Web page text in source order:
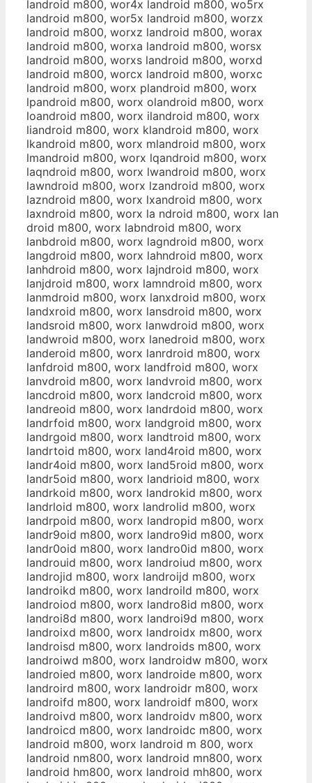
landroid m800, wor4x landroid m800, wo5rx
landroid m800, wor5x landroid m800, worzx
landroid m800, worxz landroid m800, worax
landroid m800, worxa landroid m800, worsx
landroid m800, worxs landroid m800, worxd
landroid m800, worcx landroid m800, worxc
landroid m800, worx plandroid m800, worx
lpandroid m800, worx olandroid m800, worx
loandroid m800, worx ilandroid m800, worx
liandroid m800, worx klandroid m800, worx
lkandroid m800, worx mlandroid m800, worx
lmandroid m800, worx lqandroid m800, worx
laqndroid m800, worx lwandroid m800, worx
lawndroid m800, worx lzandroid m800, worx
lazndroid m800, worx lxandroid m800, worx
laxndroid m800, worx la ndroid m800, worx lan
droid m800, worx labndroid m800, worx
lanbdroid m800, worx lagndroid m800, worx
langdroid m800, worx lahndroid m800, worx
lanhdroid m800, worx lajndroid m800, worx
lanjdroid m800, worx lamndroid m800, worx
lanmdroid m800, worx lanxdroid m800, worx
landxroid m800, worx lansdroid m800, worx
landsroid m800, worx lanwdroid m800, worx
landwroid m800, worx lanedroid m800, worx
landeroid m800, worx lanrdroid m800, worx
lanfdroid m800, worx landfroid m800, worx
lanvdroid m800, worx landvroid m800, worx
lancdroid m800, worx landcroid m800, worx
landreoid m800, worx landrdoid m800, worx
landrfoid m800, worx landgroid m800, worx
landrgoid m800, worx landtroid m800, worx
landrtoid m800, worx land4roid m800, worx
landr4oid m800, worx land5roid m800, worx
landr5oid m800, worx landrioid m800, worx
landrkoid m800, worx landrokid m800, worx
landrloid m800, worx landrolid m800, worx
landrpoid m800, worx landropid m800, worx
landr9oid m800, worx landro9id m800, worx
landr0oid m800, worx landro0id m800, worx
landrouid m800, worx landroiud m800, worx
landrojid m800, worx landroijd m800, worx
landroikd m800, worx landroild m800, worx
landroiod m800, worx landro8id m800, worx
landroi8d m800, worx landroi9d m800, worx
landroixd m800, worx landroidx m800, worx
landroisd m800, worx landroids m800, worx
landroiwd m800, worx landroidw m800, worx
landroied m800, worx landroide m800, worx
landroird m800, worx landroidr m800, worx
landroifd m800, worx landroidf m800, worx
landroivd m800, worx landroidv m800, worx
landroicd m800, worx landroidc m800, worx
landroid m800, worx landroid m 800, worx
landroid nm800, worx landroid mn800, worx
landroid hm800, worx landroid mh800, worx